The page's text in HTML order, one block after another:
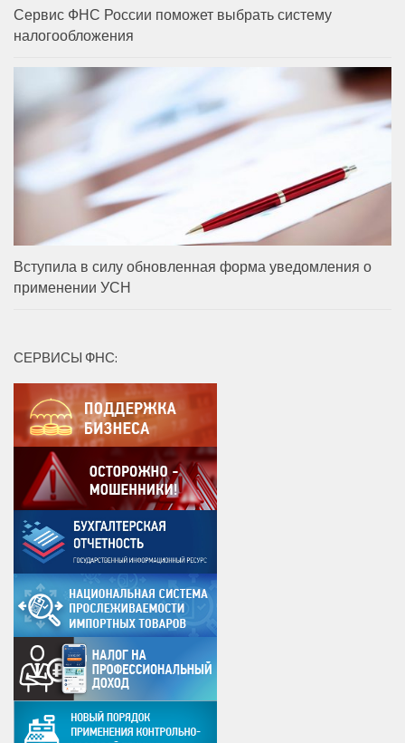
Сервис ФНС России поможет выбрать систему
налогообложения
Вступила в силу обновленная форма уведомления о
применении УСН
СЕРВИСЫ ФНС: